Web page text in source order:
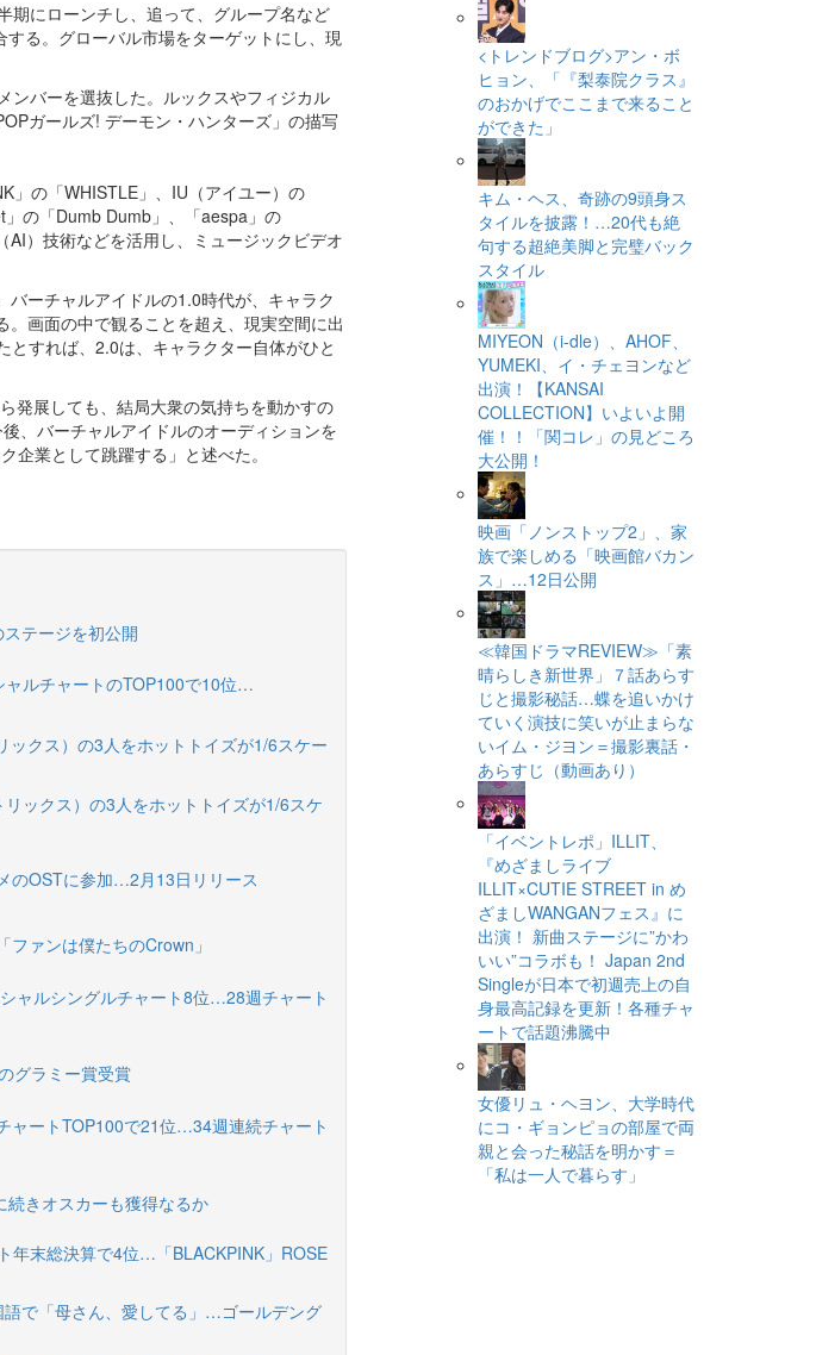
期にローンチし、追って、グループ名など
る。グローバル市場をターゲットにし、現
ンバーを選抜した。ルックスやフィジカル
ガールズ! デーモン・ハンターズ」の描写
」の「WHISTLE」、IU（アイユー）の
の「Dumb Dumb」、「aespa」の
）技術などを活用し、ミュージックビデオ
ーチャルアイドルの1.0時代が、キャラク
画面の中で観ることを超え、現実空間に出
すれば、2.0は、キャラクター自体がひと
発展しても、結局大衆の気持ちを動かすの
、バーチャルアイドルのオーディションを
企業として跳躍する」と述べた。
テージを初公開
ャルチャートのTOP100で10位…
クス）の3人をホットトイズが1/6スケー
ックス）の3人をホットトイズが1/6スケ
のOSTに参加…2月13日リリース
ァンは僕たちのCrown」
ャルシングルチャート8位…28週チャート
グラミー賞受賞
ャートTOP100で21位…34週連続チャート
続きオスカーも獲得なるか
年末総決算で4位…「BLACKPINK」ROSE
語で「母さん、愛してる」…ゴールデング
<トレンドブログ>アン・ボ
ヒョン、「『梨泰院クラス』
のおかげでここまで来ること
ができた」
キム・ヘス、奇跡の9頭身ス
タイルを披露！…20代も絶
句する超絶美脚と完璧バック
スタイル
MIYEON（i-dle）、​AHOF​、
YUMEKI、イ・チェヨンなど
出演！【KANSAI
COLLECTION】いよいよ開
催！！「関コレ」の見どころ
大公開！
映画「ノンストップ2」、家
族で楽しめる「映画館バカン
ス」…12日公開
≪韓国ドラマREVIEW≫「素
晴らしき新世界」７話あらす
じと撮影秘話…蝶を追いかけ
ていく演技に笑いが止まらな
いイム・ジヨン＝撮影裏話・
あらすじ（動画あり）
「イベントレポ」ILLIT、
『めざましライブ
ILLIT×CUTIE STREET in め
ざましWANGANフェス』に
出演！ 新曲ステージに”かわ
いい”コラボも！ Japan 2nd
Singleが日本で初週売上の自
身最高記録を更新！各種チャ
ートで話題沸騰中
女優リュ・ヘヨン、大学時代
にコ・ギョンピョの部屋で両
親と会った秘話を明かす＝
「私は一人で暮らす」